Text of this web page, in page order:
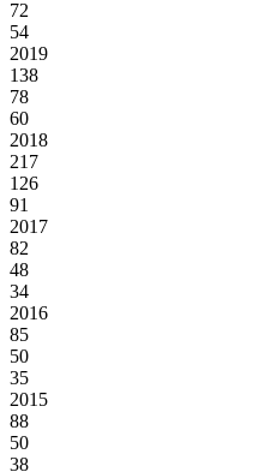
72
54
2019
138
78
60
2018
217
126
91
2017
82
48
34
2016
85
50
35
2015
88
50
38